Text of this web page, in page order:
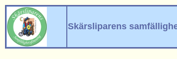
Skärsliparens